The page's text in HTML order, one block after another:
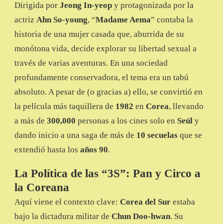
Dirigida por Jeong In-yeop y protagonizada por la
actriz Ahn So-young, “Madame Aema” contaba la
historia de una mujer casada que, aburrida de su
monótona vida, decide explorar su libertad sexual a
través de varias aventuras. En una sociedad
profundamente conservadora, el tema era un tabú
absoluto. A pesar de (o gracias a) ello, se convirtió en
la película más taquillera de 1982 en Corea, llevando
a más de 300,000 personas a los cines solo en Seúl y
dando inicio a una saga de más de 10 secuelas que se
extendió hasta los años 90.
La Política de las “3S”: Pan y Circo a
la Coreana
Aquí viene el contexto clave: Corea del Sur estaba
bajo la dictadura militar de Chun Doo-hwan. Su